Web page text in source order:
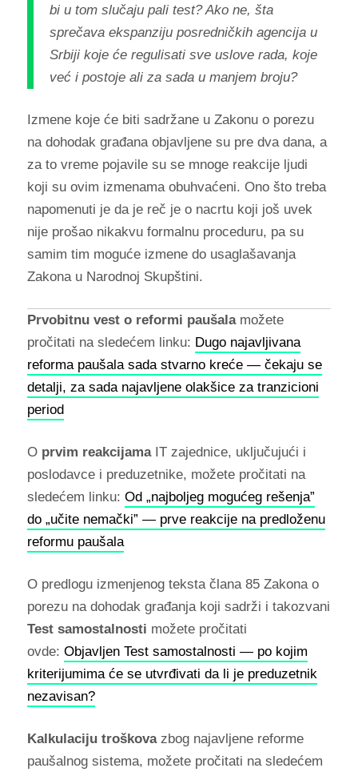
bi u tom slučaju pali test? Ako ne, šta
sprečava ekspanziju posredničkih agencija u
Srbiji koje će regulisati sve uslove rada, koje
već i postoje ali za sada u manjem broju?
Izmene koje će biti sadržane u Zakonu o porezu
na dohodak građana objavljene su pre dva dana, a
za to vreme pojavile su se mnoge reakcije ljudi
koji su ovim izmenama obuhvaćeni. Ono što treba
napomenuti je da je reč je o nacrtu koji još uvek
nije prošao nikakvu formalnu proceduru, pa su
samim tim moguće izmene do usaglašavanja
Zakona u Narodnoj Skupštini.
Prvobitnu vest o reformi paušalamožete
pročitati na sledećem linku: Dugo najavljivana
reforma paušala sada stvarno kreće — čekaju se
detalji, za sada najavljene olakšice za tranzicioni
period
O prvim reakcijamaIT zajednice, uključujući i
poslodavce i preduzetnike, možete pročitati na
sledećem linku: Od „najboljeg mogućeg rešenja”
do „učite nemački” — prve reakcije na predloženu
reformu paušala
O predlogu izmenjenog teksta člana 85 Zakona o
porezu na dohodak građanja koji sadrži i takozvani
Test samostalnosti možete pročitati
ovde: Objavljen Test samostalnosti — po kojim
kriterijumima će se utvrđivati da li je preduzetnik
nezavisan?
Kalkulaciju troškovazbog najavljene reforme
paušalnog sistema, možete pročitati na sledećem